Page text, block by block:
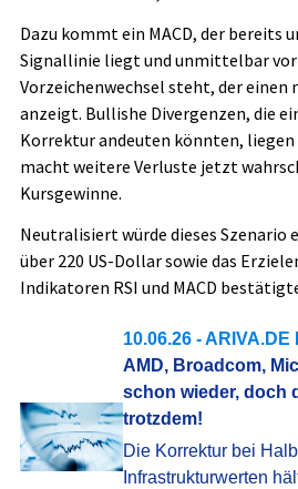
Dazu kommt ein MACD, der bereits
Signallinie liegt und unmittelbar vor
Vorzeichenwechsel steht, der einen
anzeigt. Bullishe Divergenzen, die
Korrektur andeuten könnten, liegen
macht weitere Verluste jetzt
Kursgewinne.
Neutralisiert würde dieses Szenario
über 220 US-Dollar sowie das
Indikatoren RSI und MACD
10.06.26 - ARIVA.DE
AMD, Broadcom,
schon wieder, doch
trotzdem!
Die Korrektur bei
Infrastrukturwerten